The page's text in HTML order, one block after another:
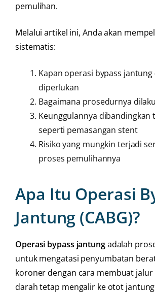
pemulihan.
Melalui artikel ini, Anda akan
sistematis:
Kapan operasi bypass jantung
diperlukan
Bagaimana prosedurnya
Keunggulannya dibandingkan
seperti pemasangan stent
Risiko yang mungkin terjadi
proses pemulihannya
Apa Itu Operasi
Jantung (CABG)?
Operasi bypass jantungadalah
untuk mengatasi penyumbatan
koroner dengan cara membuat
darah tetap mengalir ke otot